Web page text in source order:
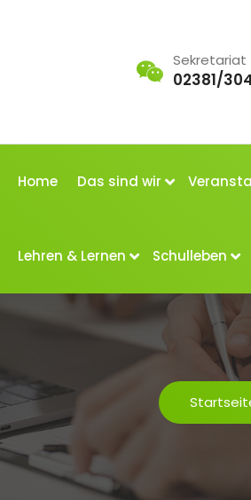
Sekretariat
02381/
Home Das sind wir
Lehren & Lernen Schulleben